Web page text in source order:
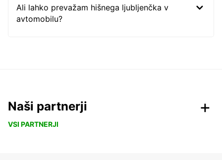
Ali lahko prevažam hišnega ljubljenčka v
avtomobilu?
Naši partnerji
VSI PARTNERJI